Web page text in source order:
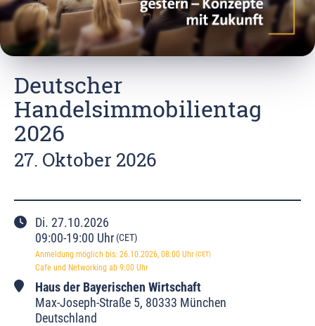
Deutscher
Handelsimmobilientag
2026
27. Oktober 2026
Di. 27.10.2026
09:00-19:00 Uhr (CET)
Anmeldung möglich bis: 26.10.2026, 08:00 Uhr(CET)
Cafe und Networking ab 9:00 Uhr
Haus der Bayerischen Wirtschaft
Max-Joseph-Straße 5, 80333 München
Deutschland